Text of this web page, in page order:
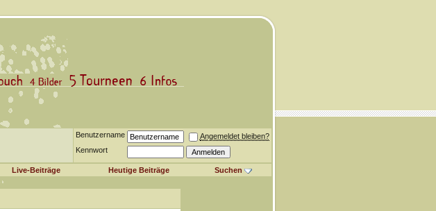
Benutzername
Angemeldet bleiben?
Kennwort
Live-Beiträge Heutige Beiträge Suchen